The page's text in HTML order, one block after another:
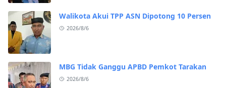
Walikota Akui TPP ASN Dipotong 10 Persen
2026/8/6
MBG Tidak Ganggu APBD Pemkot Tarakan
2026/8/6